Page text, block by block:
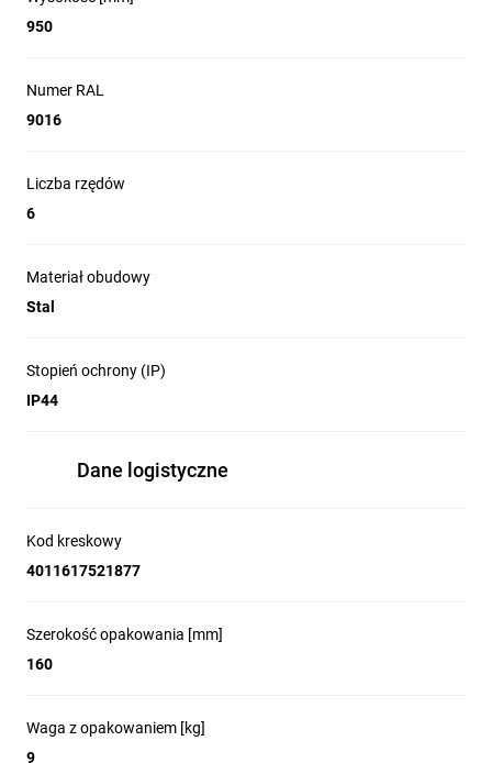
950
Numer RAL
9016
Liczba rzędów
6
Materiał obudowy
Stal
Stopień ochrony (IP)
IP44
Dane logistyczne
Kod kreskowy
4011617521877
Szerokość opakowania [mm]
160
Waga z opakowaniem [kg]
9